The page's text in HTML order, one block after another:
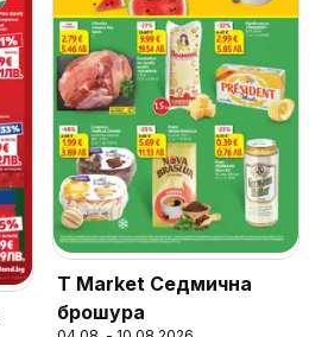
T Market Седмична
брошура